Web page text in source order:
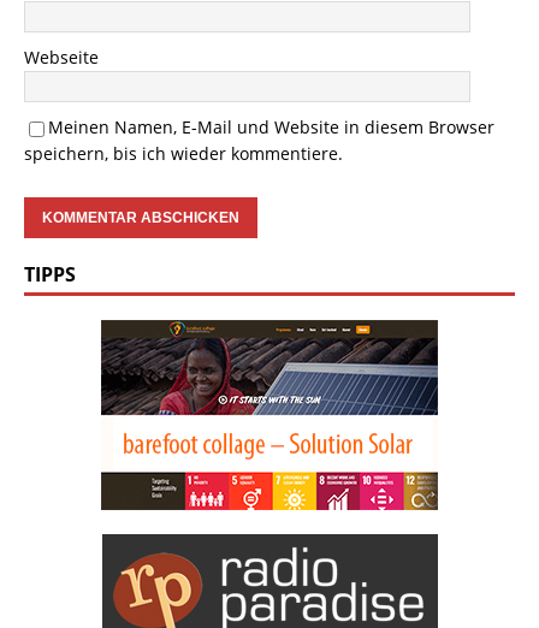
Webseite
Meinen Namen, E-Mail und Website in diesem Browser
speichern, bis ich wieder kommentiere.
TIPPS